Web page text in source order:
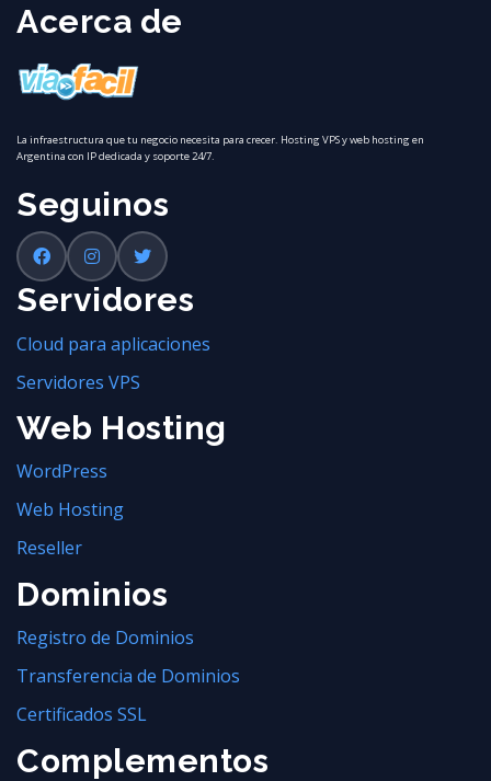
Acerca de
La infraestructura que tu negocio necesita para crecer. Hosting VPS y web hosting en
Argentina con IP dedicada y soporte 24/7.
Seguinos
Servidores
Cloud para aplicaciones
Servidores VPS
Web Hosting
WordPress
Web Hosting
Reseller
Dominios
Registro de Dominios
Transferencia de Dominios
Certificados SSL
Complementos